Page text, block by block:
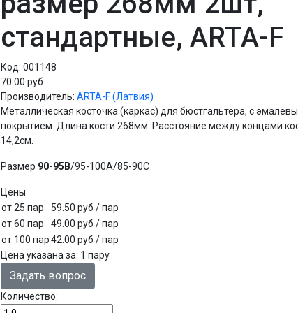
стандартные, ARTA-F
Код:001148
70.00 руб
Производитель:ARTA-F (Латвия)
Металлическая косточка (каркас) для бюстгальтера, с
покрытием. Длина кости 268мм. Расстояние между концами
14,2см.
Размер 90-95B/95-100A/85-90С
Цены
от 25 пар
59.50 руб/ пар
от 60 пар
49.00 руб/ пар
от 100 пар 42.00 руб/ пар
Цена указана за: 1 пару
Задать вопрос
Количество: